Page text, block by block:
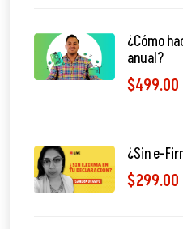
¿Cómo
anual?
$499.00
¿Sin e-
$299.00